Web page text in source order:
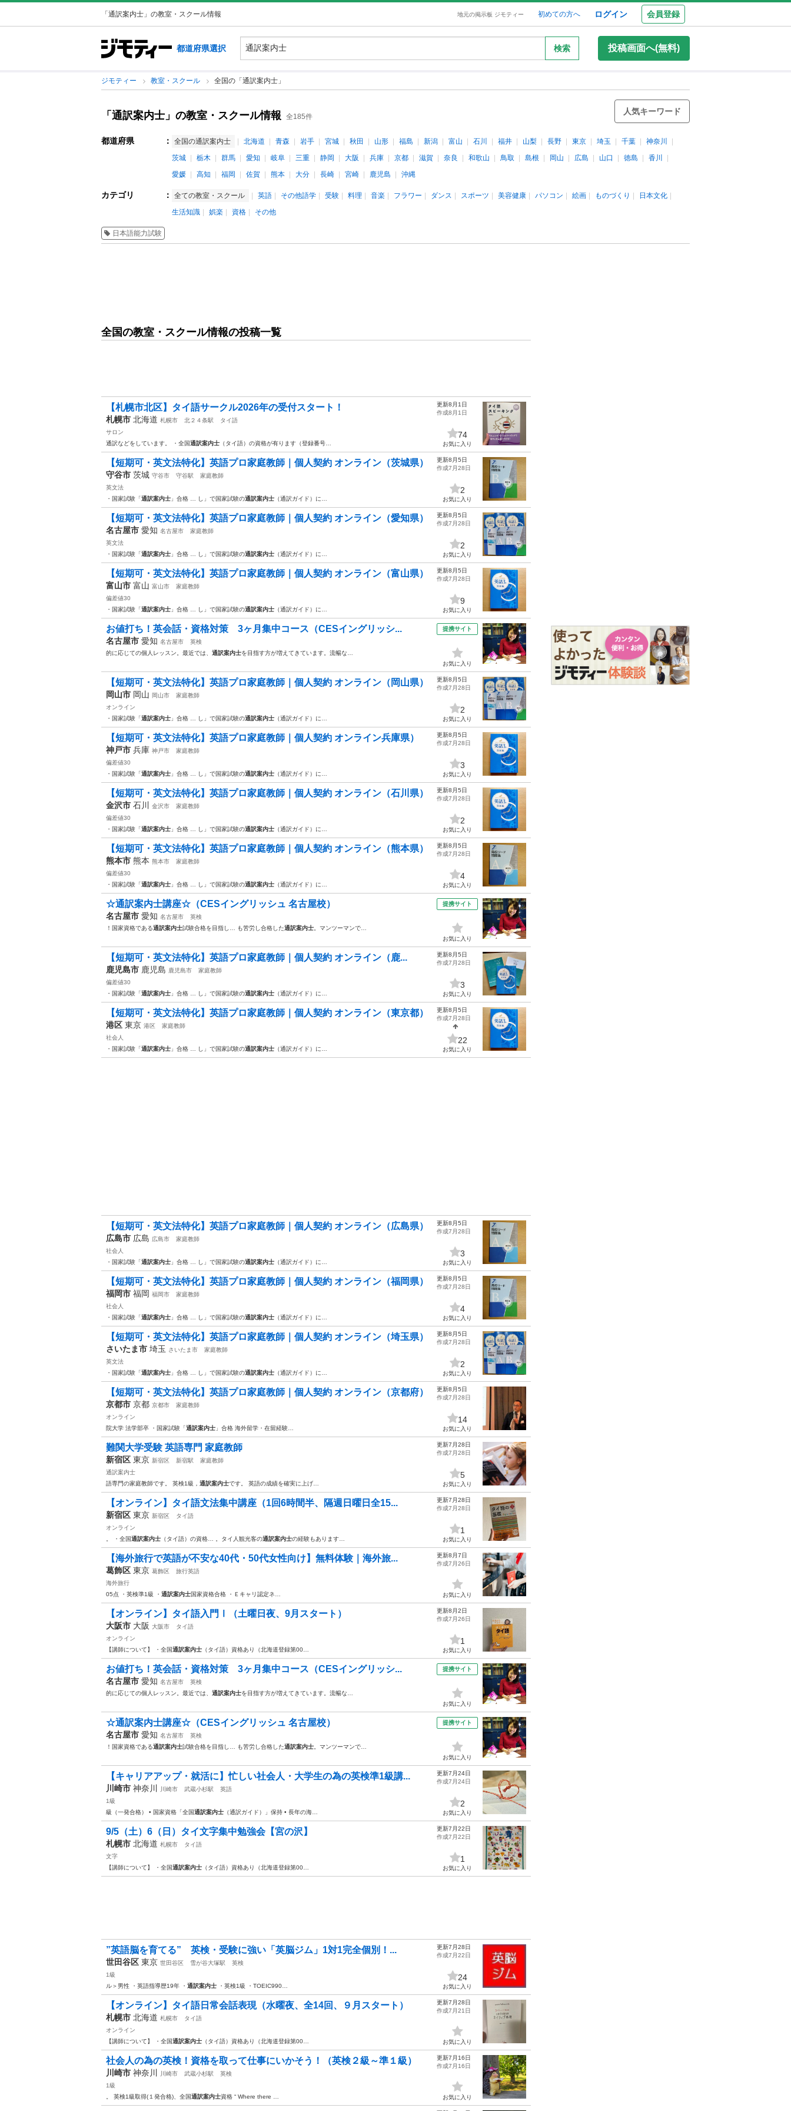
「通訳案内士」の教室・スクール情報 地元の掲示板 ジモティー 初めての方へ ログイン 会員登録
都道府県選択 検索 投稿画面へ(無料)
ジモティー 教室・スクール 全国の「通訳案内士」
「通訳案内士」の教室・スクール情報 全185件
人気キーワード
都道府県 ： 全国の通訳案内士 北海道 青森 岩手 宮城 秋田 山形 福島 新潟 富山 石川 福井 山梨 長野 東京 埼玉 千葉
神奈川
茨城
栃木 群馬 愛知 岐阜 三重 静岡 大阪 兵庫 京都 滋賀 奈良 和歌山 鳥取 島根 岡山 広島 山口 徳島
香川
愛媛
高知 福岡 佐賀 熊本 大分 長崎 宮崎 鹿児島 沖縄
カテゴリ ： 全ての教室・スクール 英語 その他語学 受験 料理 音楽 フラワー ダンス スポーツ 美容健康 パソコン 絵画 ものづくり
日本文化
生活知識
娯楽 資格 その他
日本語能力試験
全国の教室・スクール情報の投稿一覧
【札幌市北区】タイ語サークル2026年の受付スタート！
札幌市 北海道 札幌市 北２４条駅
タイ語
サロン
通訳などをしています。 ・全国通訳案内士 （タイ語）の資格が有ります（登録番号…
更新8月1日
作成8月1日
74
お気に入り
【短期可・英文法特化】英語プロ家庭教師｜個人契約 オンライン（茨城県）
守谷市 茨城 守谷市 守谷駅
家庭教師
英文法
・国家試験「通訳案内士 」合格 … し」で国家試験の通訳案内士 （通訳ガイド）に…
更新8月5日
作成7月28日
2
お気に入り
【短期可・英文法特化】英語プロ家庭教師｜個人契約 オンライン（愛知県）
名古屋市 愛知 名古屋市
家庭教師
英文法
・国家試験「通訳案内士 」合格 … し」で国家試験の通訳案内士 （通訳ガイド）に…
更新8月5日
作成7月28日
2
お気に入り
【短期可・英文法特化】英語プロ家庭教師｜個人契約 オンライン（富山県）
富山市 富山 富山市
家庭教師
偏差値30
・国家試験「通訳案内士 」合格 … し」で国家試験の通訳案内士 （通訳ガイド）に…
更新8月5日
作成7月28日
9
お気に入り
お値打ち！英会話・資格対策 3ヶ月集中コース（CESイングリッシ...
名古屋市 愛知 名古屋市
英検
的に応じての個人レッスン。最近では、 通訳案内士を目指す方が増えてきています。流暢な…
提携サイト
お気に入り
【短期可・英文法特化】英語プロ家庭教師｜個人契約 オンライン（岡山県）
岡山市 岡山 岡山市
家庭教師
オンライン
・国家試験「通訳案内士 」合格 … し」で国家試験の通訳案内士 （通訳ガイド）に…
更新8月5日
作成7月28日
2
お気に入り
【短期可・英文法特化】英語プロ家庭教師｜個人契約 オンライン兵庫県）
神戸市 兵庫 神戸市
家庭教師
偏差値30
・国家試験「通訳案内士 」合格 … し」で国家試験の通訳案内士 （通訳ガイド）に…
更新8月5日
作成7月28日
3
お気に入り
【短期可・英文法特化】英語プロ家庭教師｜個人契約 オンライン（石川県）
金沢市 石川 金沢市
家庭教師
偏差値30
・国家試験「通訳案内士 」合格 … し」で国家試験の通訳案内士 （通訳ガイド）に…
更新8月5日
作成7月28日
2
お気に入り
【短期可・英文法特化】英語プロ家庭教師｜個人契約 オンライン（熊本県）
熊本市 熊本 熊本市
家庭教師
偏差値30
・国家試験「通訳案内士 」合格 … し」で国家試験の通訳案内士 （通訳ガイド）に…
更新8月5日
作成7月28日
4
お気に入り
☆通訳案内士講座☆（CESイングリッシュ 名古屋校）
名古屋市 愛知 名古屋市
英検
！国家資格である通訳案内士試験合格を目指し… も苦労し合格した通訳案内士 。マンツーマンで…
提携サイト
お気に入り
【短期可・英文法特化】英語プロ家庭教師｜個人契約 オンライン（鹿...
鹿児島市 鹿児島 鹿児島市
家庭教師
偏差値30
・国家試験「通訳案内士 」合格 … し」で国家試験の通訳案内士 （通訳ガイド）に…
更新8月5日
作成7月28日
3
お気に入り
【短期可・英文法特化】英語プロ家庭教師｜個人契約 オンライン（東京都）
港区 東京 港区
家庭教師
社会人
・国家試験「通訳案内士 」合格 … し」で国家試験の通訳案内士 （通訳ガイド）に…
更新8月5日
作成7月28日
22
お気に入り
【短期可・英文法特化】英語プロ家庭教師｜個人契約 オンライン（広島県）
広島市 広島 広島市
家庭教師
社会人
・国家試験「通訳案内士 」合格 … し」で国家試験の通訳案内士 （通訳ガイド）に…
更新8月5日
作成7月28日
3
お気に入り
【短期可・英文法特化】英語プロ家庭教師｜個人契約 オンライン（福岡県）
福岡市 福岡 福岡市
家庭教師
社会人
・国家試験「通訳案内士 」合格 … し」で国家試験の通訳案内士 （通訳ガイド）に…
更新8月5日
作成7月28日
4
お気に入り
【短期可・英文法特化】英語プロ家庭教師｜個人契約 オンライン（埼玉県）
さいたま市 埼玉 さいたま市
家庭教師
英文法
・国家試験「通訳案内士 」合格 … し」で国家試験の通訳案内士 （通訳ガイド）に…
更新8月5日
作成7月28日
2
お気に入り
【短期可・英文法特化】英語プロ家庭教師｜個人契約 オンライン（京都府）
京都市 京都 京都市
家庭教師
オンライン
院大学 法学部卒 ・国家試験「通訳案内士 」合格 海外留学・在留経験…
更新8月5日
作成7月28日
14
お気に入り
難関大学受験 英語専門 家庭教師
新宿区 東京 新宿区 新宿駅
家庭教師
通訳案内士
語専門の家庭教師です。 英検1級， 通訳案内士です。 英語の成績を確実に上げ…
更新7月28日
作成7月28日
5
お気に入り
【オンライン】タイ語文法集中講座（1回6時間半、隔週日曜日全15...
新宿区 東京 新宿区
タイ語
オンライン
。 ・全国通訳案内士 （タイ語）の資格… 。タイ人観光客の通訳案内士の経験もあります…
更新7月28日
作成7月28日
1
お気に入り
【海外旅行で英語が不安な40代・50代女性向け】無料体験｜海外旅...
葛飾区 東京 葛飾区
旅行英語
海外旅行
05点 ・英検準1級 ・ 通訳案内士国家資格合格 ・Ｅキャリ認定ネ…
更新8月7日
作成7月26日
お気に入り
【オンライン】タイ語入門Ⅰ（土曜日夜、9月スタート）
大阪市 大阪 大阪市
タイ語
オンライン
【講師について】 ・全国通訳案内士 （タイ語）資格あり（北海道登録第00…
更新8月2日
作成7月26日
1
お気に入り
お値打ち！英会話・資格対策 3ヶ月集中コース（CESイングリッシ...
名古屋市 愛知 名古屋市
英検
的に応じての個人レッスン。最近では、 通訳案内士を目指す方が増えてきています。流暢な…
提携サイト
お気に入り
☆通訳案内士講座☆（CESイングリッシュ 名古屋校）
名古屋市 愛知 名古屋市
英検
！国家資格である通訳案内士試験合格を目指し… も苦労し合格した通訳案内士 。マンツーマンで…
提携サイト
お気に入り
【キャリアアップ・就活に】忙しい社会人・大学生の為の英検準1級講...
川崎市 神奈川 川崎市 武蔵小杉駅
英語
1級
級（一発合格） • 国家資格「全国通訳案内士 （通訳ガイド）」保持 • 長年の海…
更新7月24日
作成7月24日
2
お気に入り
9/5（土）6（日）タイ文字集中勉強会【宮の沢】
札幌市 北海道 札幌市
タイ語
文字
【講師について】 ・全国通訳案内士 （タイ語）資格あり（北海道登録第00…
更新7月22日
作成7月22日
1
お気に入り
”英語脳を育てる” 英検・受験に強い「英脳ジム」1対1完全個別！...
世田谷区 東京 世田谷区 雪が谷大塚駅
英検
1級
ル＞男性 ・英語指導歴19年 ・ 通訳案内士 ・英検1級 ・TOEIC990…
更新7月28日
作成7月22日
24
お気に入り
【オンライン】タイ語日常会話表現（水曜夜、全14回、９月スタート）
札幌市 北海道 札幌市
タイ語
オンライン
【講師について】 ・全国通訳案内士 （タイ語）資格あり（北海道登録第00…
更新7月28日
作成7月21日
お気に入り
社会人の為の英検！資格を取って仕事にいかそう！（英検２級～準１級）
川崎市 神奈川 川崎市 武蔵小杉駅
英検
1級
。 英検1級取得(１発合格)、全国通訳案内士資格 “ Where there …
更新7月16日
作成7月16日
お気に入り